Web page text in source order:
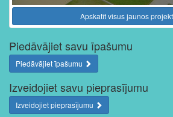
Apskatīt visus jaunos
Piedāvājiet savu īpašumu
Piedāvājiet īpašumu
Izveidojiet savu pieprasījumu
Izveidojiet pieprasījumu